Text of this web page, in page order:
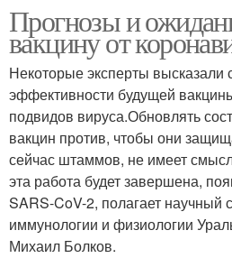
Прогнозы и
вакцину от
Некоторые эксперты высказали
эффективности будущей
подвидов вируса.Обновлять
вакцин против, чтобы они
сейчас штаммов, не имеет
эта работа будет завершена,
SARS-CoV-2, полагает научный
иммунологии и физиологии
Михаил Болков.